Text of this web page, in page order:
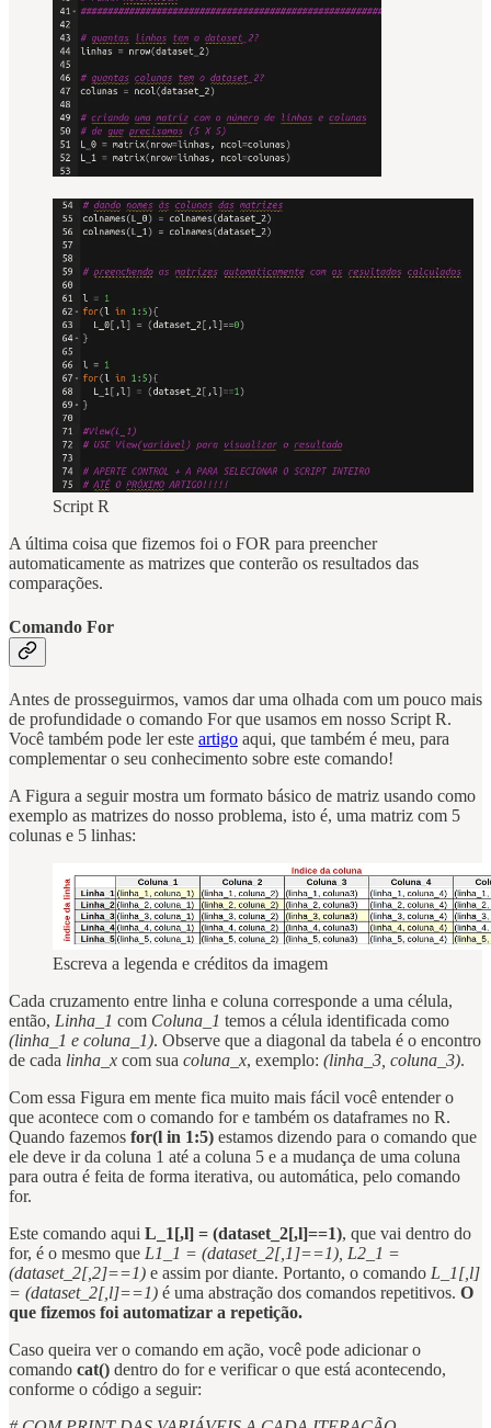
Script R
A última coisa que fizemos foi o FOR para preencher
automaticamente as matrizes que conterão os resultados das
comparações.
Comando For
Antes de prosseguirmos, vamos dar uma olhada com um pouco mais
de profundidade o comando For que usamos em nosso Script R.
Você também pode ler este artigo aqui, que também é meu, para
complementar o seu conhecimento sobre este comando!
A Figura a seguir mostra um formato básico de matriz usando como
exemplo as matrizes do nosso problema, isto é, uma matriz com 5
colunas e 5 linhas:
Escreva a legenda e créditos da imagem
Cada cruzamento entre linha e coluna corresponde a uma célula,
então, Linha_1 com Coluna_1 temos a célula identificada como
(linha_1 e coluna_1). Observe que a diagonal da tabela é o encontro
de cada linha_x com sua coluna_x, exemplo: (linha_3, coluna_3).
Com essa Figura em mente fica muito mais fácil você entender o
que acontece com o comando for e também os dataframes no R.
Quando fazemos for(l in 1:5) estamos dizendo para o comando que
ele deve ir da coluna 1 até a coluna 5 e a mudança de uma coluna
para outra é feita de forma iterativa, ou automática, pelo comando
for.
Este comando aqui L_1[,l] = (dataset_2[,l]==1), que vai dentro do
for, é o mesmo que L1_1 = (dataset_2[,1]==1), L2_1 =
(dataset_2[,2]==1) e assim por diante. Portanto, o comando L_1[,l]
= (dataset_2[,l]==1) é uma abstração dos comandos repetitivos. O
que fizemos foi automatizar a repetição.
Caso queira ver o comando em ação, você pode adicionar o
comando cat() dentro do for e verificar o que está acontecendo,
conforme o código a seguir: